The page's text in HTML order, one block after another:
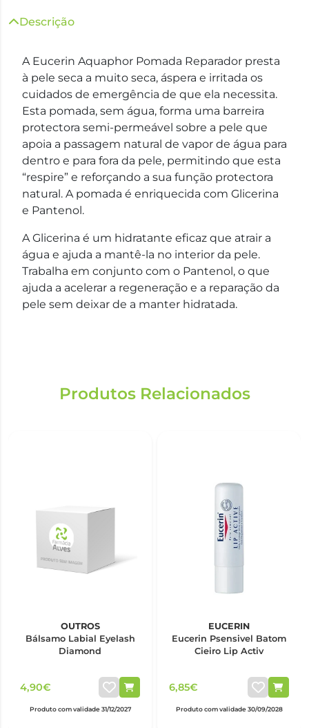
Descrição
A Eucerin Aquaphor Pomada Reparador presta
à pele seca a muito seca, áspera e irritada os
cuidados de emergência de que ela necessita.
Esta pomada, sem água, forma uma barreira
protectora semi-permeável sobre a pele que
apoia a passagem natural de vapor de água para
dentro e para fora da pele, permitindo que esta
“respire” e reforçando a sua função protectora
natural. A pomada é enriquecida com Glicerina
e Pantenol.
A Glicerina é um hidratante eficaz que atrair a
água e ajuda a mantê-la no interior da pele.
Trabalha em conjunto com o Pantenol, o que
ajuda a acelerar a regeneração e a reparação da
pele sem deixar de a manter hidratada.
Produtos Relacionados
OUTROS
Bálsamo Labial Eyelash
Diamond
4,90€
Produto com validade 31/12/2027
EUCERIN
Eucerin Psensivel Batom
Cieiro Lip Activ
6,85€
Produto com validade 30/09/2028